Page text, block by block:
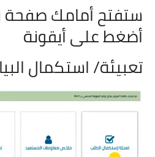
أضغط على أيقونة
تعبيئة/ استكمال